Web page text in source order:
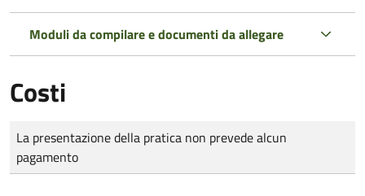
Moduli da compilare e documenti da allegare
Costi
Tipo di pagamento
Importo
La presentazione della pratica non prevede alcun
pagamento